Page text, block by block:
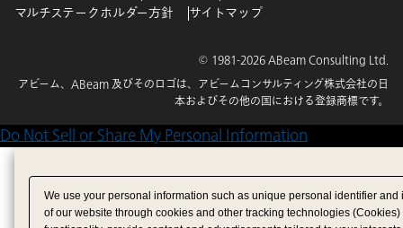
マルチステークホルダー方針
サイトマップ
© 1981-2026 ABeam Consulting Ltd.
アビーム、ABeam 及びそのロゴは、アビームコンサルティング株式会社の日
本およびその他の国における登録商標です。
Do Not Sell or Share My Personal Information
We use your personal information such as unique personal identifier
of our website through cookies and other tracking technologies